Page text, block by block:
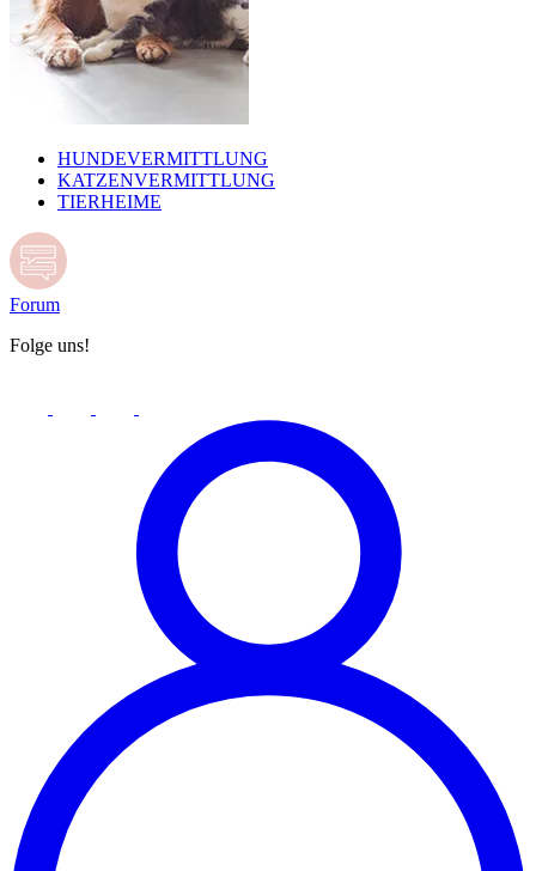
HUNDEVERMITTLUNG
KATZENVERMITTLUNG
TIERHEIME
Forum
Folge uns!